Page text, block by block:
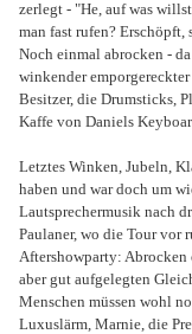
zerlegt - "He, auf was
man fast rufen?
Noch einmal abrocken -
winkender
Besitzer, die Drumsticks,
Kaffe von Daniels
Letztes Winken, Jubeln,
haben und war doch um
Lautsprechermusik nach
Paulaner, wo die Tour vor
Aftershowparty:
aber gut aufgelegten
Menschen müssen wohl
Luxuslärm, Marnie, die